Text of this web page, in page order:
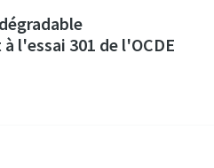
l'essai 301 de l'OCDE